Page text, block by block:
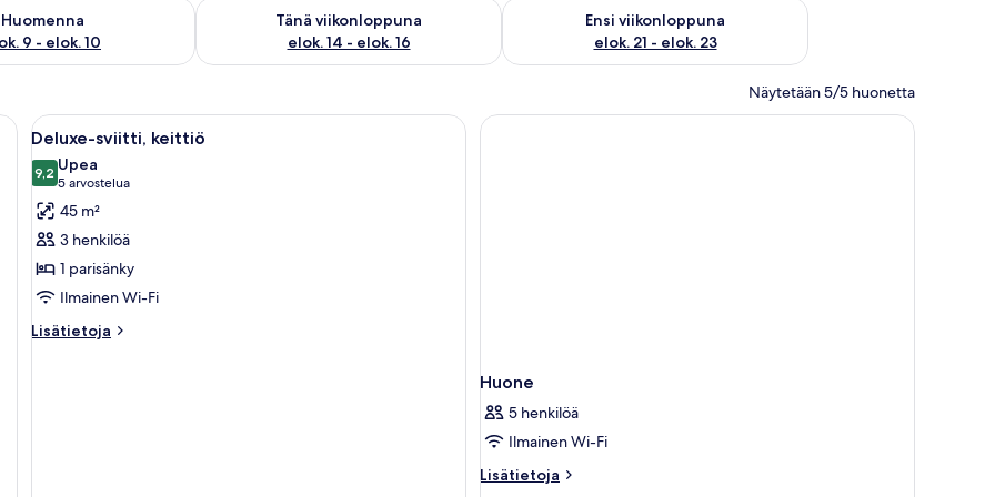
Huomenna
9 - elok. 10
saatavuus elok. 9 - elok. 10
Tänä viikonloppuna
elok. 14 - elok. 16
Tarkista tämän viikonlopun saatavuus elok. 14 - elok. 16
Ensi viikonloppuna
elok. 21 - elok. 23
Tarkista ensi viikonlopun saatavuus elok. 21 - elok. 23
Näytetään 5/5 huonetta
teräksestä valmistetut kodinkoneet, mukaan lukien Electrolux-uuni, jossa on digitaalinen näyttö.
Avaa
kaikki
huonetyypin
Deluxe-
sviitti,
keittiö
kuvat
Moderni olohuone, jossa on sohva, sohvapöytä ja lamppu.
12
Deluxe-sviitti, keittiö
9,29,2 kautta 10
Upea
5 arvostelua
(5
arvostelua)
45 m²
3 henkilöä
1 parisänky
Ilmainen Wi-Fi
Lisätietoja
Lisätietoja
Huone
5 henkilöä
Ilmainen Wi-Fi
Lisätietoja
Lisätietoja